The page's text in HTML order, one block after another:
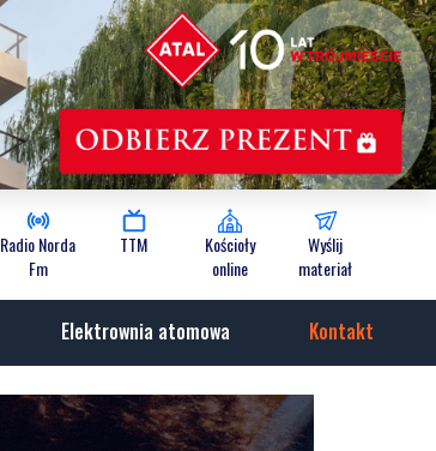
Radio Norda
Fm
TTM
Kościoły
online
Wyślij
materiał
Elektrownia atomowa Kontakt